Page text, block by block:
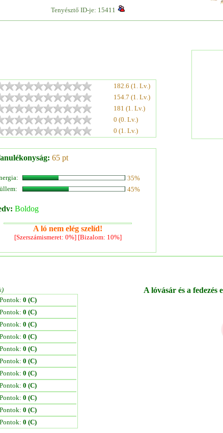
Tenyésztő ID-je: 15411
182.6 (1. Lv.)
154.7 (1. Lv.)
181 (1. Lv.)
0 (0. Lv.)
0 (1. Lv.)
65 pt
35%
45%
Boldog
A ló nem elég szelíd!
[Szerszámismeret: 0%] [Bizalom: 10%]
Pontok: 0 (C)
Pontok: 0 (C)
Pontok: 0 (C)
Pontok: 0 (C)
Pontok: 0 (C)
Pontok: 0 (C)
Pontok: 0 (C)
Pontok: 0 (C)
Pontok: 0 (C)
Pontok: 0 (C)
Pontok: 0 (C)
A lóvásár és a fedezés